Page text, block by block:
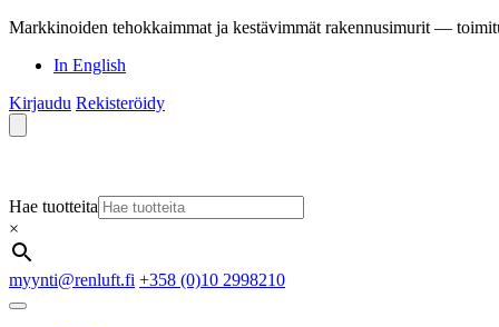
Markkinoiden tehokkaimmat ja kestävimmät rakennusimurit —
In English
Kirjaudu Rekisteröidy
Hae tuotteita
×
myynti@renluft.fi +358 (0)10 2998210